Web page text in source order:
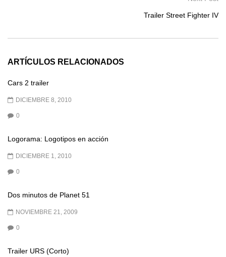
Trailer Street Fighter IV
ARTÍCULOS RELACIONADOS
Cars 2 trailer
DICIEMBRE 8, 2010
0
Logorama: Logotipos en acción
DICIEMBRE 1, 2010
0
Dos minutos de Planet 51
NOVIEMBRE 21, 2009
0
Trailer URS (Corto)